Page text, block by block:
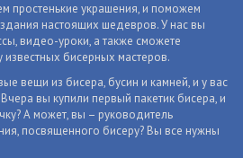
простенькие украшения, и поможем
настоящих шедевров. У нас вы
видео-уроки, а также сможете
известных бисерных мастеров.
вещи из бисера, бусин и камней, и у вас
вы купили первый пакетик бисера, и
А может, вы – руководитель
посвященного бисеру? Вы все нужны